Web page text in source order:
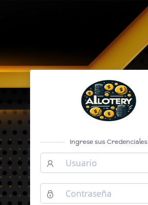
Ingrese sus Credenciales